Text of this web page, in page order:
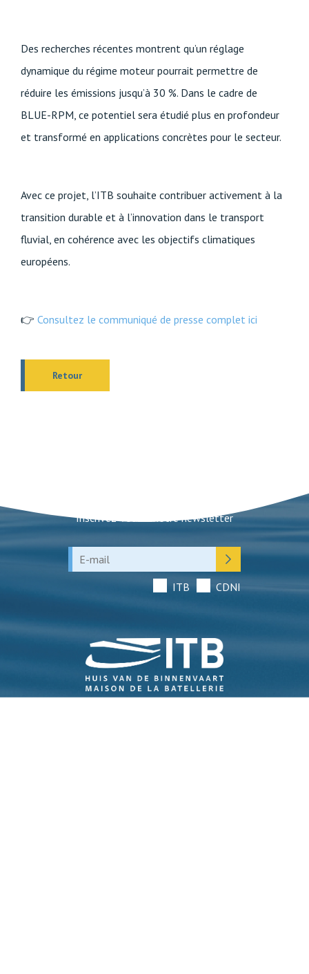
Des recherches récentes montrent qu’un réglage
dynamique du régime moteur pourrait permettre de
réduire les émissions jusqu’à 30 %. Dans le cadre de
BLUE-RPM, ce potentiel sera étudié plus en profondeur
et transformé en applications concrètes pour le secteur.
Avec ce projet, l’ITB souhaite contribuer activement à la
transition durable et à l’innovation dans le transport
fluvial, en cohérence avec les objectifs climatiques
européens.
👉 Consultez le communiqué de presse complet ici
Retour
Inscrivez-vous à notre newsletter
ITB CDNI